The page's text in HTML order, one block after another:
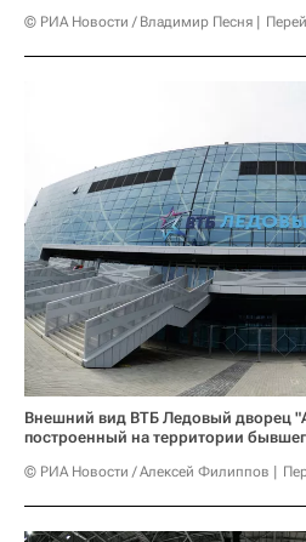
© РИА Новости / Владимир Песня
Внешний вид ВТБ Ледовый дворец
построенный на территории
© РИА Новости / Алексей Филиппов